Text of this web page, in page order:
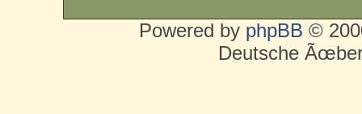
Powered by phpBB ©
Deutsche